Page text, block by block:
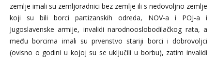
zemlje imali su zemljoradnici bez zemlje ili s nedovoljno zemlje
koji su bili borci partizanskih odreda, NOV-a i POJ-a i
Jugoslavenske armije, invalidi narodnooslobodilačkog rata, a
među borcima imali su prvenstvo stariji borci i dobrovoljci
(ovisno o godini u kojoj su se uključili u borbu), zatim invalidi